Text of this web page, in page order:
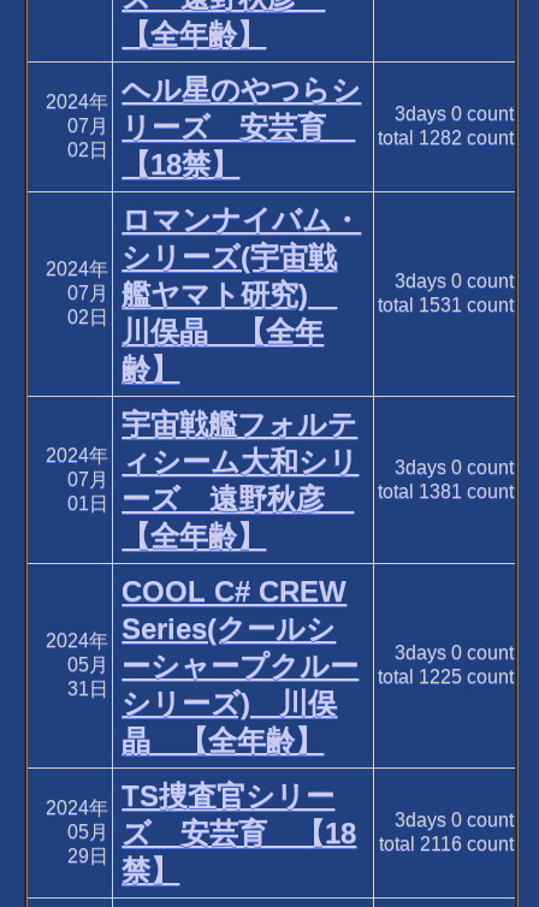
【全年齢】
2024年
07月
02日
ヘル星のやつらシ
リーズ 安芸育
【18禁】
3days 0count
total 1282 count
2024年
07月
02日
ロマンナイバム・
シリーズ(宇宙戦
艦ヤマト研究)
川俣晶 【全年
齢】
3days 0count
total 1531 count
2024年
07月
01日
宇宙戦艦フォルテ
ィシーム大和シリ
ーズ 遠野秋彦
【全年齢】
3days 0count
total 1381 count
2024年
05月
31日
COOL C# CREW
Series(クールシ
ーシャープクルー
シリーズ) 川俣
晶 【全年齢】
3days 0count
total 1225count
2024年
05月
29日
TS捜査官シリー
ズ 安芸育 【18
禁】
3days 0count
total 2116count